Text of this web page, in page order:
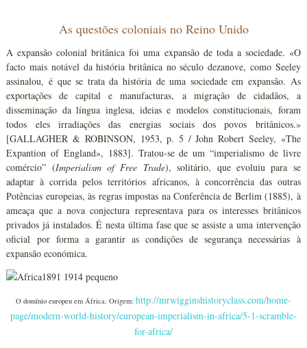
As questões coloniais no Reino Unido
A expansão colonial britânica foi uma expansão de toda a sociedade. «O
facto mais notável da história britânica no século dezanove, como Seeley
assinalou, é que se trata da história de uma sociedade em expansão. As
exportações de capital e manufacturas, a migração de cidadãos, a
disseminação da língua inglesa, ideias e modelos constitucionais, foram
todos eles irradiações das energias sociais dos povos britânicos.»
[GALLAGHER & ROBINSON, 1953, p. 5 / John Robert Seeley, «The
Expantion of England», 1883]. Tratou-se de um “imperialismo de livre
comércio” (Imperialism of Free Trade), solitário, que evoluiu para se
adaptar à corrida pelos territórios africanos, à concorrência das outras
Potências europeias, às regras impostas na Conferência de Berlim (1885), à
ameaça que a nova conjectura representava para os interesses britânicos
privados já instalados. É nesta última fase que se assiste a uma intervenção
oficial por forma a garantir as condições de segurança necessárias à
expansão económica.
O domínio europeu em África. Origem: http://mrwigginshistoryclass.com/home-
page/modern-world-history/european-imperialism-in-africa/5-1-scramble-
for-africa/